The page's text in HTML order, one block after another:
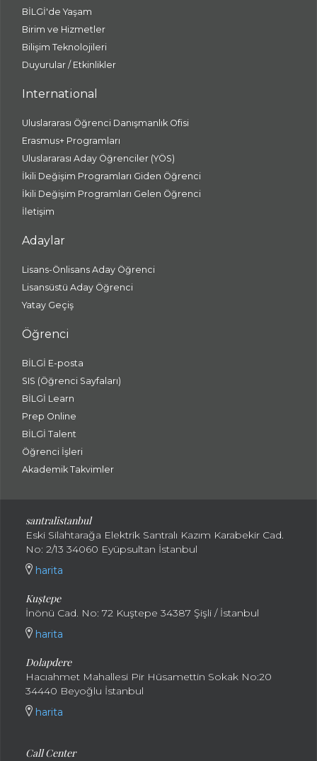
BİLGİ'de Yaşam
Birim ve Hizmetler
Bilişim Teknolojileri
Duyurular / Etkinlikler
International
Uluslararası Öğrenci Danışmanlık Ofisi
Erasmus+ Programları
Uluslararası Aday Öğrenciler (YÖS)
İkili Değişim Programları Giden Öğrenci
İkili Değişim Programları Gelen Öğrenci
İletişim
Adaylar
Lisans-Önlisans Aday Öğrenci
Lisansüstü Aday Öğrenci
Yatay Geçiş
Öğrenci
BİLGİ E-posta
SIS (Öğrenci Sayfaları)
BİLGİ Learn
Prep Online
BİLGİ Talent
Öğrenci İşleri
Akademik Takvimler
santralistanbul
Eski Silahtarağa Elektrik Santralı Kazım Karabekir Cad.
No: 2/13 34060 Eyüpsultan İstanbul
harita
Kuştepe
İnönü Cad. No: 72 Kuştepe 34387 Şişli / İstanbul
harita
Dolapdere
Hacıahmet Mahallesi Pir Hüsamettin Sokak No:20
34440 Beyoğlu İstanbul
harita
Call Center